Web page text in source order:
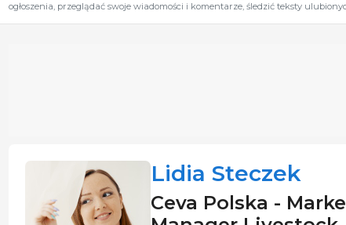
ogłoszenia, przeglądać swoje wiadomości i komentarze, śledzić teksty
Lidia Steczek
Ceva Polska -